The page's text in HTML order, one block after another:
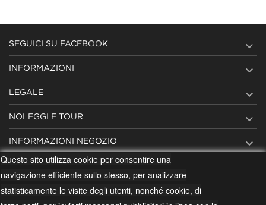
Questo sito utilizza cookie per consentire una
navigazione efficiente sullo stesso, per analizzare
statisticamente le visite degli utenti, nonché cookie, di
SEGUICI SU FACEBOOK 
INFORMAZIONI 
LEGALE 
NOLEGGI E TOUR 
INFORMAZIONI NEGOZIO 